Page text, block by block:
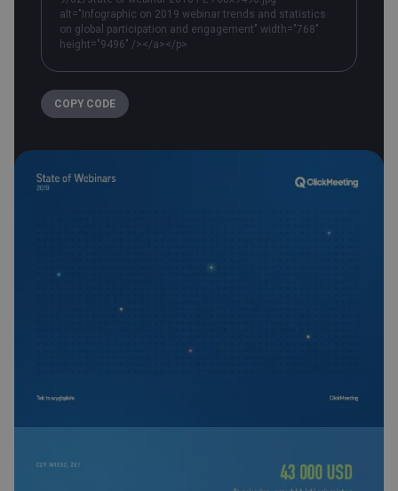
alt="Infographic on 2019 webinar trends and statistics
on global participation and engagement" width="768"
height="9496" /></a></p>
COPY CODE